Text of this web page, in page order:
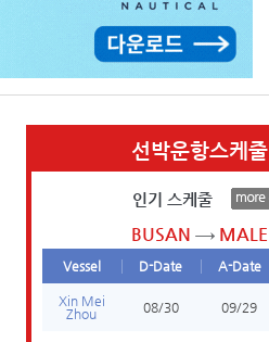
선박운항스케줄
인기 스케줄
BUSAN MALE
Vessel D-Date A-Date
Xin Mei
Zhou
08/30 09/29